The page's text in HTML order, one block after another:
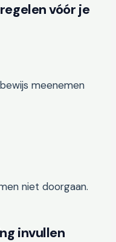
vóór je
meenemen
niet doorgaan.
invullen